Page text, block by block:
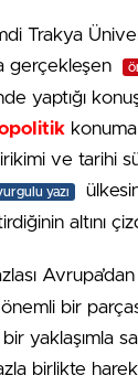
Trakya
gerçekleşen
yaptığı
ve tarihi
yazı
altını
bir
yaklaşımla
birlikte